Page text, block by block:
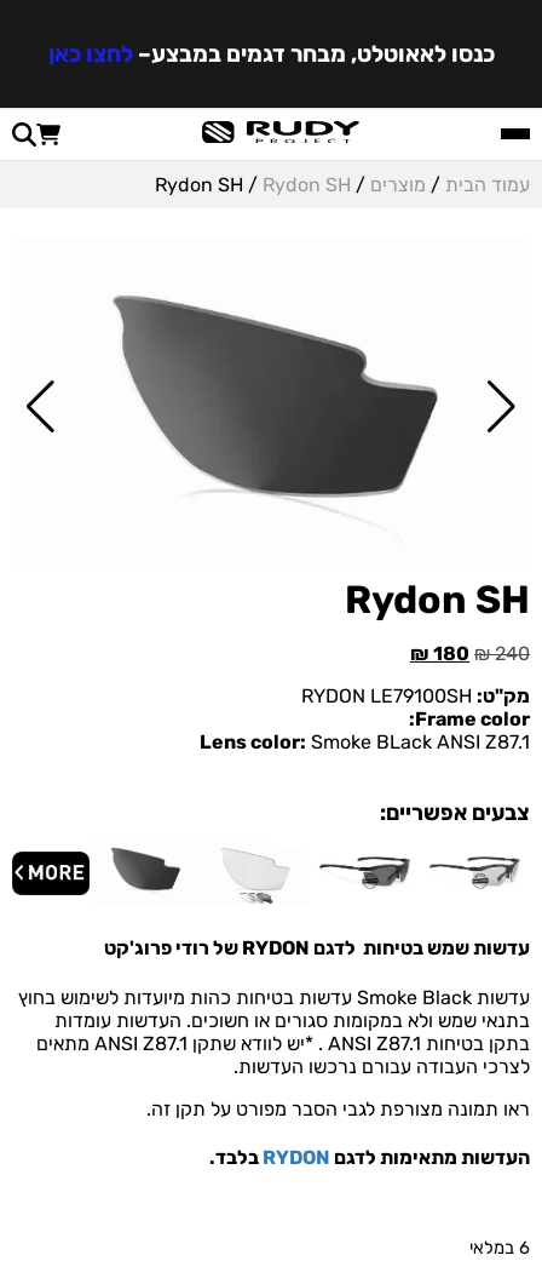
כנסו לאאוטלט, מבחר דגמים במבצע–לחצו כאן
עמוד הבית / מוצרים /
Rydon SH
/ Rydon SH
Rydon SH
₪240
₪ 180
מק"ט:
Frame color:
Lens color: Smoke BLack ANSI Z87.1
צבעים אפשריים:
עדשות שמש בטיחות לדגם RYDON של רודי פרוג'קט
עדשות Smoke Black עדשות בטיחות כהות מיועדות לשימוש בחוץ
בתנאי שמש ולא במקומות סגורים או חשוכים. העדשות עומדות
בתקן בטיחות ANSI Z87.1 . *יש לוודא שתקן ANSI Z87.1 מתאים
לצרכי העבודה עבורם נרכשו העדשות.
ראו תמונה מצורפת לגבי הסבר מפורט על תקן זה.
העדשות מתאימות לדגם RYDON בלבד.
6 במלאי